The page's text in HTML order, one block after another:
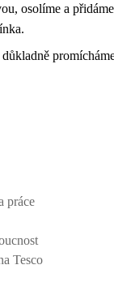
osolíme a
práce
Tesco